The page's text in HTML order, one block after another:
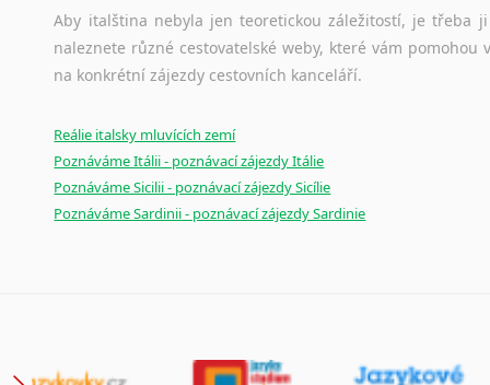
Aby italština nebyla jen teoretickou záležitostí, je třeba
naleznete různé cestovatelské weby, které vám
na konkrétní zájezdy cestovních kanceláří.
Reálie italsky mluvících zemí
Poznáváme Itálii - poznávací zájezdy Itálie
Poznáváme Sicilii - poznávací zájezdy Sicílie
Poznáváme Sardinii - poznávací zájezdy Sardinie